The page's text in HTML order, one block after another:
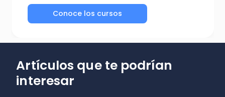
Conoce los cursos
Artículos que te podrían
interesar